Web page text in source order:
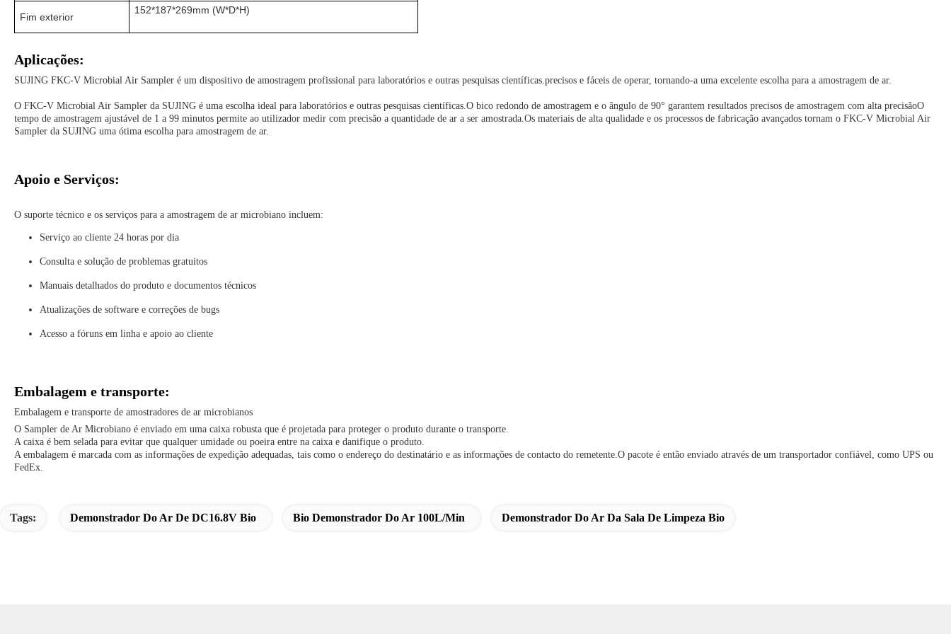
Fim exterior
152*187*269mm (W*D*H)
Aplicações:
SUJING FKC-V Microbial Air Sampler é um dispositivo de amostragem profissional para laboratórios e outras pesquisas científicas.precisos e fáceis de operar, tornando-a uma excelente escolha para a amostragem de ar.
O FKC-V Microbial Air Sampler da SUJING é uma escolha ideal para laboratórios e outras pesquisas científicas.O bico redondo de amostragem e o ângulo de 90° garantem resultados precisos de amostragem com alta precisãoO
tempo de amostragem ajustável de 1 a 99 minutos permite ao utilizador medir com precisão a quantidade de ar a ser amostrada.Os materiais de alta qualidade e os processos de fabricação avançados tornam o FKC-V Microbial Air
Sampler da SUJING uma ótima escolha para amostragem de ar.
Apoio e Serviços:
O suporte técnico e os serviços para a amostragem de ar microbiano incluem:
Serviço ao cliente 24 horas por dia
Consulta e solução de problemas gratuitos
Manuais detalhados do produto e documentos técnicos
Atualizações de software e correções de bugs
Acesso a fóruns em linha e apoio ao cliente
Embalagem e transporte:
Embalagem e transporte de amostradores de ar microbianos
O Sampler de Ar Microbiano é enviado em uma caixa robusta que é projetada para proteger o produto durante o transporte.
A caixa é bem selada para evitar que qualquer umidade ou poeira entre na caixa e danifique o produto.
A embalagem é marcada com as informações de expedição adequadas, tais como o endereço do destinatário e as informações de contacto do remetente.O pacote é então enviado através de um transportador confiável, como UPS ou
FedEx.
Tags: Demonstrador Do Ar De DC16.8V Bio Bio Demonstrador Do Ar 100L/min Demonstrador Do Ar Da Sala De Limpeza Bio